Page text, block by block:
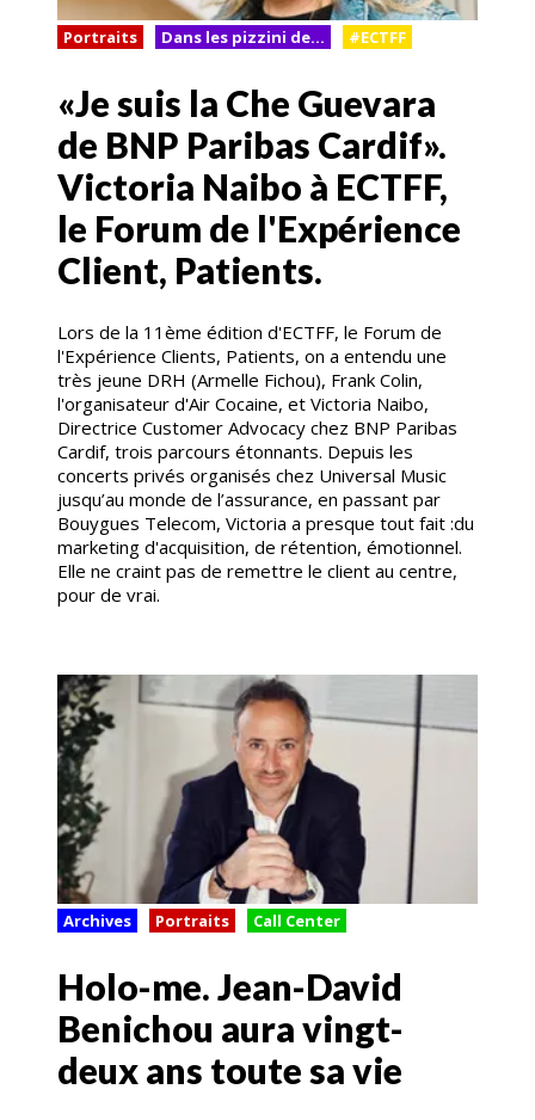
Portraits Dans les pizzini de... #ECTFF
«Je suis la Che Guevara
de BNP Paribas Cardif».
Victoria Naibo à ECTFF,
le Forum de l'Expérience
Client, Patients.
Lors de la 11ème édition d'ECTFF, le Forum de
l'Expérience Clients, Patients, on a entendu une
très jeune DRH (Armelle Fichou), Frank Colin,
l'organisateur d'Air Cocaine, et Victoria Naibo,
Directrice Customer Advocacy chez BNP Paribas
Cardif, trois parcours étonnants. Depuis les
concerts privés organisés chez Universal Music
jusqu’au monde de l’assurance, en passant par
Bouygues Telecom, Victoria a presque tout fait :du
marketing d'acquisition, de rétention, émotionnel.
Elle ne craint pas de remettre le client au centre,
pour de vrai.
Archives Portraits Call Center
Holo-me. Jean-David
Benichou aura vingt-
deux ans toute sa vie